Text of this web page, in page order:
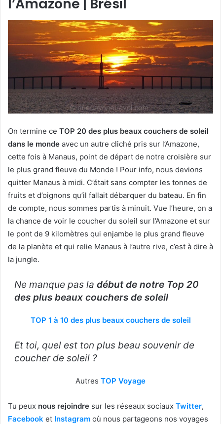
l’Amazone | Brésil
On termine ce TOP 20 des plus beaux couchers de soleil
dans le monde avec un autre cliché pris sur l’Amazone,
cette fois à Manaus, point de départ de notre croisière sur
le plus grand fleuve du Monde ! Pour info, nous devions
quitter Manaus à midi. C’était sans compter les tonnes de
fruits et d’oignons qu’il fallait débarquer du bateau. En fin
de compte, nous sommes partis à minuit. Vue l’heure, on a
la chance de voir le coucher du soleil sur l’Amazone et sur
le pont de 9 kilomètres qui enjambe le plus grand fleuve
de la planète et qui relie Manaus à l’autre rive, c’est à dire à
la jungle.
Ne manque pas la début de notre Top 20
des plus beaux couchers de soleil
TOP 1 à 10 des plus beaux couchers de soleil
Et toi, quel est ton plus beau souvenir de
coucher de soleil ?
Autres TOP Voyage
Tu peux nous rejoindre sur les réseaux sociaux Twitter,
Facebook et Instagram où nous partageons nos voyages